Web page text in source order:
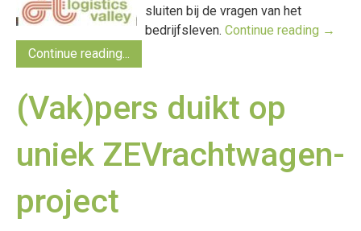
sluiten bij de vragen van het
bedrijfsleven. Continue reading →
Continue reading...
(Vak)pers duikt op
uniek ZEVrachtwagen-
project